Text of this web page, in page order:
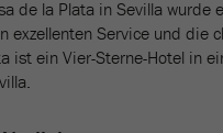
de la Plata in Sevilla
exzellenten Service und die
ist ein Vier-Sterne-Hotel in